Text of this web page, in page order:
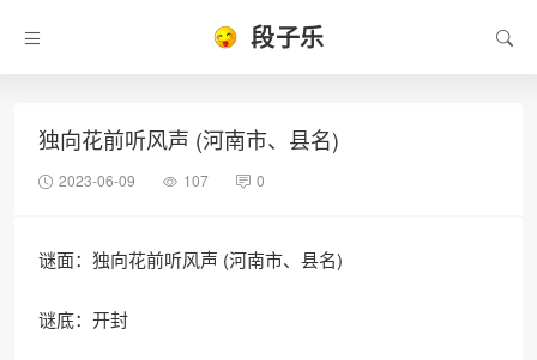
段子乐
独向花前听风声 (河南市、县名)
2023-06-09 107 0
谜面：独向花前听风声 (河南市、县名)
谜底：开封